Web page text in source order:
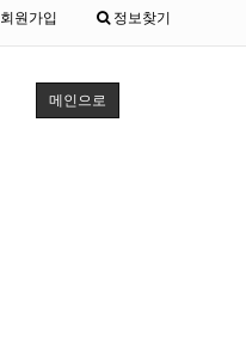
회원가입 정보찾기
메인으로